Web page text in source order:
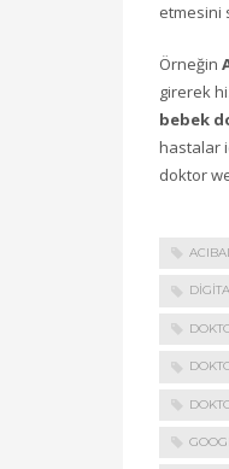
etmesini
Örneğin
girerek
bebek
hastalar
doktor